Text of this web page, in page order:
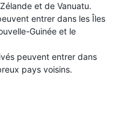
et de Vanuatu.
entrer dans les Îles
Guinée et le
peuvent entrer dans
pays voisins.